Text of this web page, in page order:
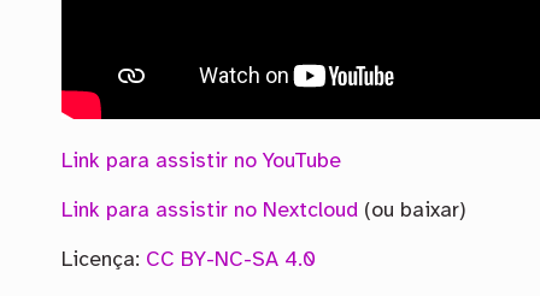
Link para assistir no YouTube
Link para assistir no Nextcloud(ou baixar)
Licença: CC BY-NC-SA 4.0